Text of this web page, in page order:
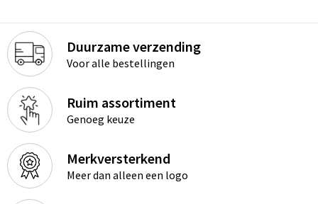
Duurzame verzending
Voor alle bestellingen
Ruim assortiment
Genoeg keuze
Merkversterkend
Meer dan alleen een logo